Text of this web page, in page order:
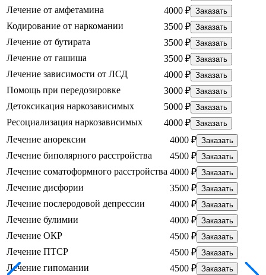
Лечение от амфетамина 4000 ₽ Заказать
Кодирование от наркомании 3500 ₽ Заказать
Лечение от бутирата 3500 ₽ Заказать
Лечение от гашиша 3500 ₽ Заказать
Лечение зависимости от ЛСД 4000 ₽ Заказать
Помощь при передозировке 3000 ₽ Заказать
Детоксикация наркозависимых 5000 ₽ Заказать
Ресоциализация наркозависимых 4000 ₽ Заказать
Лечение анорексии 4000 ₽ Заказать
Лечение биполярного расстройства 4500 ₽ Заказать
Лечение соматоформного расстройства 4000 ₽ Заказать
Лечение дисфории 3500 ₽ Заказать
Лечение послеродовой депрессии 4000 ₽ Заказать
Лечение булимии 4000 ₽ Заказать
Лечение ОКР 4500 ₽ Заказать
Лечение ПТСР 4500 ₽ Заказать
Лечение гипомании 4500 ₽ Заказать